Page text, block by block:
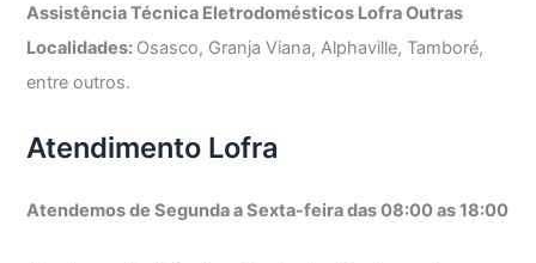
Assistência Técnica Eletrodomésticos Lofra Outras
Localidades: Osasco, Granja Viana, Alphaville, Tamboré,
entre outros.
Atendimento Lofra
Atendemos de Segunda a Sexta-feira das 08:00 as 18:00